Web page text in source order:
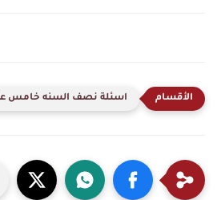
اسئلة نصف السنه خامس